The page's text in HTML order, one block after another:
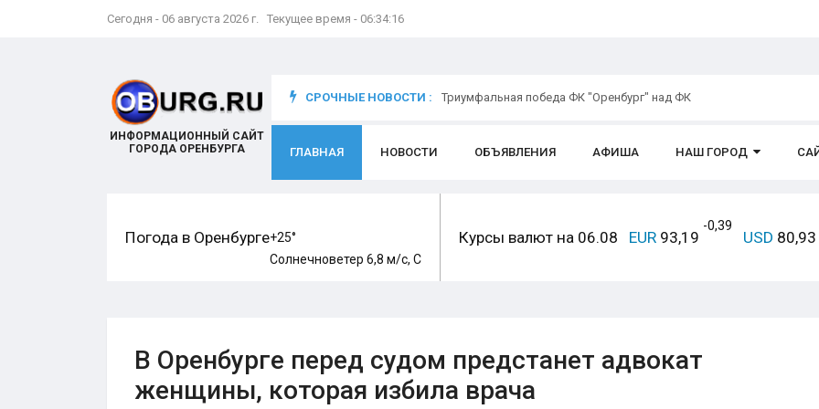
Сегодня - 06 августа 2026 г. Текущее время - 06:34:17
ИНФОРМАЦИОННЫЙ САЙТ
ГОРОДА ОРЕНБУРГА
СРОЧНЫЕ НОВОСТИ :
Открытое обращение директора УК «Азимут» Елены Никифоровой
ГЛАВНАЯ НОВОСТИ ОБЪЯВЛЕНИЯ АФИША НАШ ГОРОД
Погода в Оренбурге+25°
Солнечноветер 6,8 м/с, С
Курсы валют на 06.08 EUR 93,19
-0,39
USD 80,93
В Оренбурге перед судом предстанет адвокат
женщины, которая избила врача